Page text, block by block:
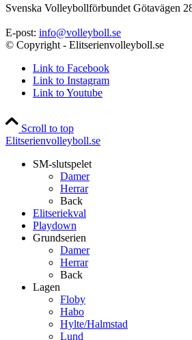
Svenska Volleybollförbundet Götavägen
E-post: info@volleyboll.se
© Copyright - Elitserienvolleyboll.se
Link to Facebook
Link to Instagram
Link to Youtube
Scroll to top
Elitserienvolleyboll.se
SM-slutspelet
Damer
Herrar
Back
Elitseriekval
Playdown
Grundserien
Damer
Herrar
Back
Lagen
Floby
Habo
Hylte/Halmstad
Lund